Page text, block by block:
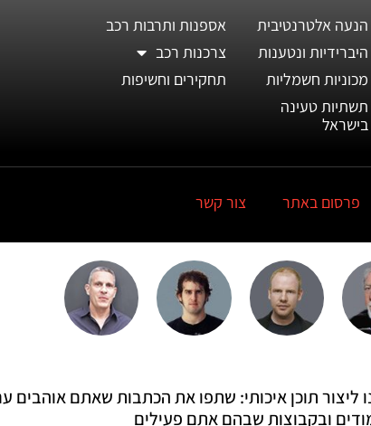
הנעה אלטרנטיבית
היברידיות ונטענות
מכוניות חשמליות
תשתיות טעינה
בישראל
אספנות ותרבות רכב
צרכנות רכב
תחקירים וחשיפות
פרסום באתר צור קשר
ליצור תוכן איכותי: שתפו את הכתבות שאתם אוהבים
ובקבוצות שבהם אתם פעילים